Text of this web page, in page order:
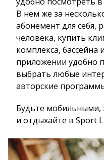
В нем же за
абонемент для себя,
человека, купить
комплекса, бассейна
приложении удобно
выбрать любые
авторские
Будьте мобильными,
и отдыхайте в Sport